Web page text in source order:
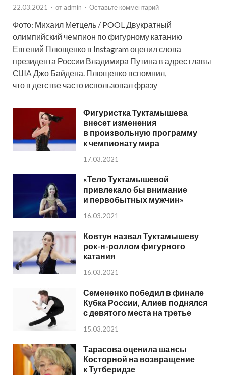
22.03.2021 - от admin - Оставьте комментарий
Фото: Михаил Метцель / POOL Двукратный
олимпийский чемпион по фигурному катанию
Евгений Плющенко в Instagram оценил слова
президента России Владимира Путина в адрес главы
США Джо Байдена. Плющенко вспомнил,
что в детстве часто использовал фразу
Фигуристка Туктамышева
внесет изменения
в произвольную программу
к чемпионату мира
17.03.2021
«Тело Туктамышевой
привлекало бы внимание
и первобытных мужчин»
16.03.2021
Ковтун назвал Туктамышеву
рок-н-роллом фигурного
катания
16.03.2021
Семененко победил в финале
Кубка России, Алиев поднялся
с девятого места на третье
15.03.2021
Тарасова оценила шансы
Косторной на возвращение
к Тутберидзе